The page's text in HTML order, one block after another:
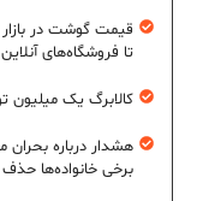
قیمت گوشت در
تا فروشگاه‌های آنلاین
کالابرگ یک میلیون
هشدار درباره
برخی خانواده‌ها